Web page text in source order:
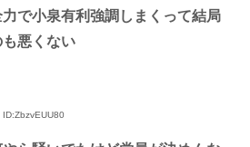
で小泉有利強調しまくって結局
悪くない
ID:ZbzvEUU80